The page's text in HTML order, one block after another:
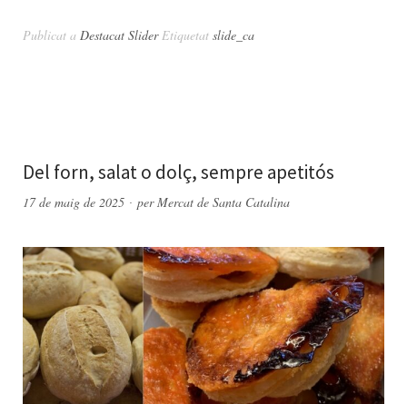
Publicat a Destacat Slider Etiquetat slide_ca
Del forn, salat o dolç, sempre apetitós
17 de maig de 2025 per Mercat de Santa Catalina